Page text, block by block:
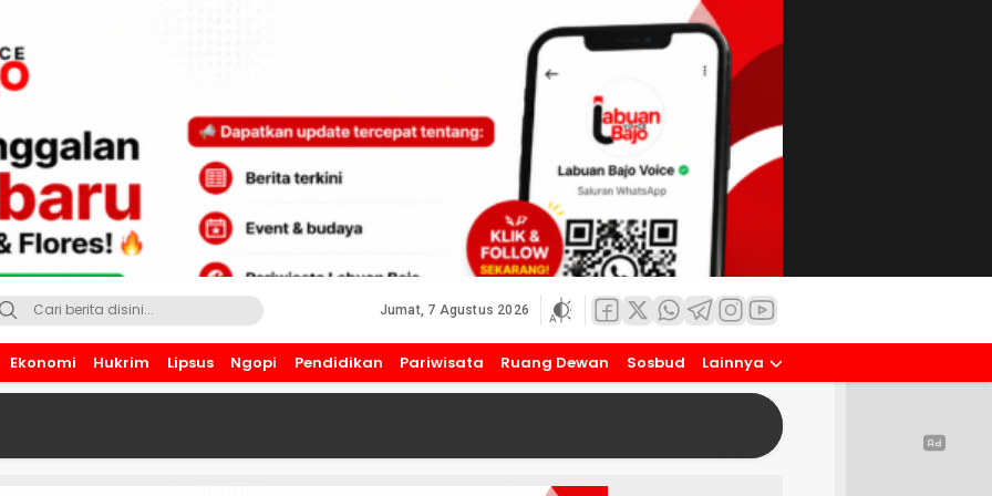
Jumat, 7 Agustus 2026
Ekonomi Hukrim Lipsus Ngopi Pendidikan Pariwisata Ruang Dewan Sosbud Lainnya